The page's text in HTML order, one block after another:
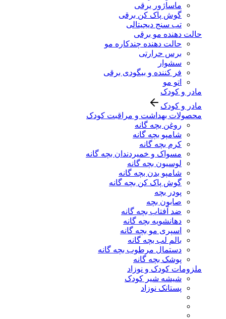
ماساژور برقی
گوش پاک کن برقی
تب سنج دیجیتالی
حالت دهنده مو برقی
حالت دهنده چندکاره مو
برس حرارتی
سشوار
فر کننده و بیگودی برقی
اتو مو
مادر و کودک
مادر و کودک
محصولات بهداشت و مراقبت کودک
روغن بچه گانه
شامپو بچه گانه
کرم بچه گانه
مسواک و خمیردندان بچه گانه
لوسیون بچه گانه
شامپو بدن بچه گانه
گوش پاک کن بچه گانه
پودر بچه
صابون بچه
ضد آفتاب بچه گانه
دهانشویه بچه گانه
اسپری مو بچه گانه
بالم لب بچه گانه
دستمال مرطوب بچه گانه
پوشک بچه گانه
ملزومات کودک و نوزاد
شیشه شیر کودک
پستانک نوزاد